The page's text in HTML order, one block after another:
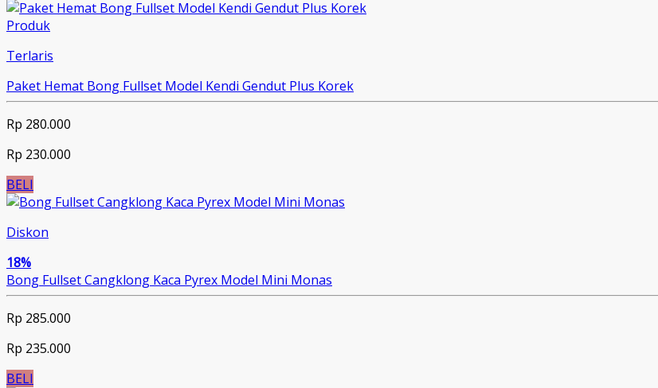
Produk
Terlaris
Paket Hemat Bong Fullset Model Kendi Gendut Plus Korek
Rp 280.000
Rp 230.000
BELI
Diskon
18%
Bong Fullset Cangklong Kaca Pyrex Model Mini Monas
Rp 285.000
Rp 235.000
BELI